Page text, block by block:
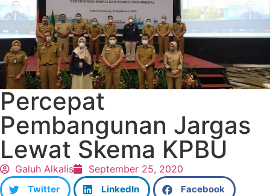
Percepat
Pembangunan Jargas
Lewat Skema KPBU
Galuh Alkalis September 25, 2020
Twitter LinkedIn Facebook